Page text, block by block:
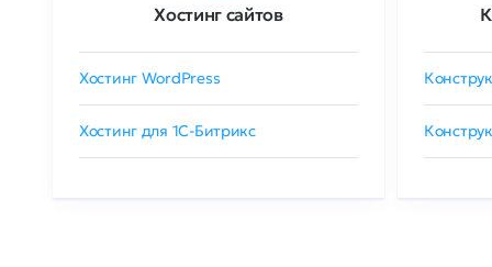
Хостинг сайтов
Хостинг WordPress
Хостинг для 1C-Битрикс